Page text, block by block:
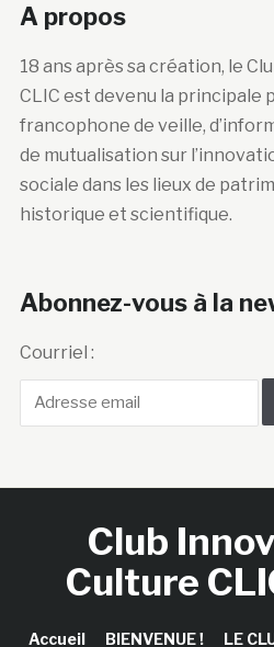
A propos
18 ans après sa création, le
CLIC est devenu la principale
francophone de veille,
de mutualisation sur
sociale dans les lieux de
historique et scientifique.
Abonnez-vous à la
Courriel :
Club
Culture
Accueil BIENVENUE ! LE